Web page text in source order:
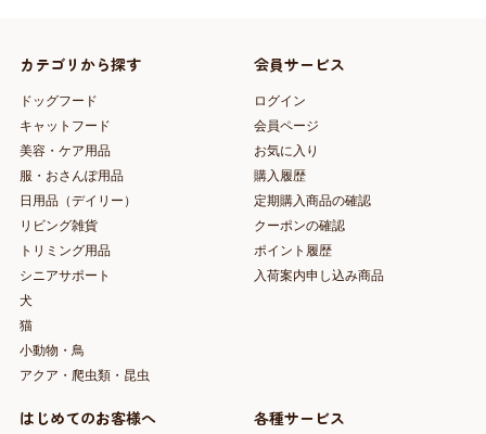
カテゴリから探す
ドッグフード
キャットフード
美容・ケア用品
服・おさんぽ用品
日用品（デイリー）
リビング雑貨
トリミング用品
シニアサポート
犬
猫
小動物・鳥
アクア・爬虫類・昆虫
会員サービス
ログイン
会員ページ
お気に入り
購入履歴
定期購入商品の確認
クーポンの確認
ポイント履歴
入荷案内申し込み商品
はじめてのお客様へ 各種サービス